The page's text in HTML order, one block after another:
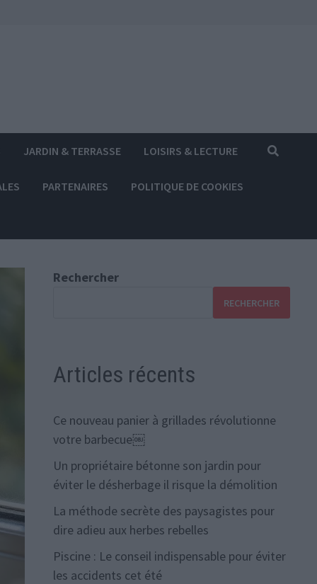
JARDIN & TERRASSE LOISIRS & LECTURE
PARTENAIRES POLITIQUE DE COOKIES
Rechercher
RECHERCHER
Articles récents
Ce nouveau panier à grillades révolutionne
votre barbecue￼
Un propriétaire bétonne son jardin pour
éviter le désherbage il risque la démolition
La méthode secrète des paysagistes pour
dire adieu aux herbes rebelles
Piscine : Le conseil indispensable pour éviter
les accidents cet été